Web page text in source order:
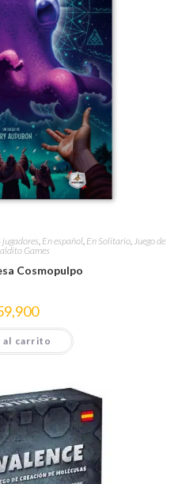
jugadores, En español, En Solitario,Juego de
Games
Cosmopulpo
al carrito